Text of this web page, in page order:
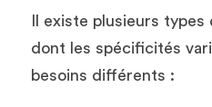
Il existe plusieurs types
dont les spécificités
besoins différents :